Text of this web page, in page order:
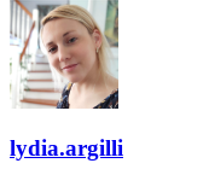
lydia.argilli